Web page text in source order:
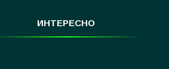
ИНТЕРЕСНО